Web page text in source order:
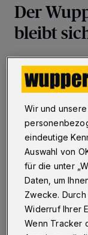
Der
bleibt
Wuppertal·Ist
Konstanten
Corona-
Impfstelle im
kommt
Jahre alt ist.
09.10.2022 ,
Wir und unsere
eindeutige
Auswahl von
für die unter
Daten, um
Zwecke.
Widerruf Ihrer
Wenn Tracker